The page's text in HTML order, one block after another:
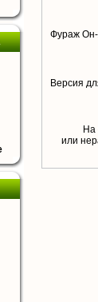
Фураж
Версия
На
или